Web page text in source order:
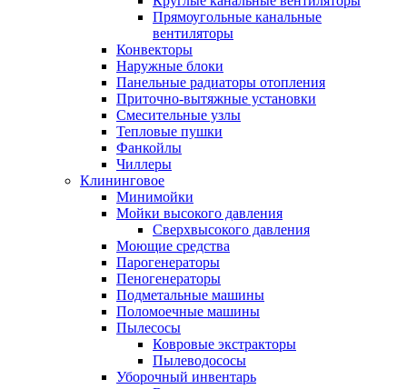
Прямоугольные канальные
вентиляторы
Конвекторы
Наружные блоки
Панельные радиаторы отопления
Приточно-вытяжные установки
Смесительные узлы
Тепловые пушки
Фанкойлы
Чиллеры
Клининговое
Минимойки
Мойки высокого давления
Сверхвысокого давления
Моющие средства
Парогенераторы
Пеногенераторы
Подметальные машины
Поломоечные машины
Пылесосы
Ковровые экстракторы
Пылеводососы
Уборочный инвентарь